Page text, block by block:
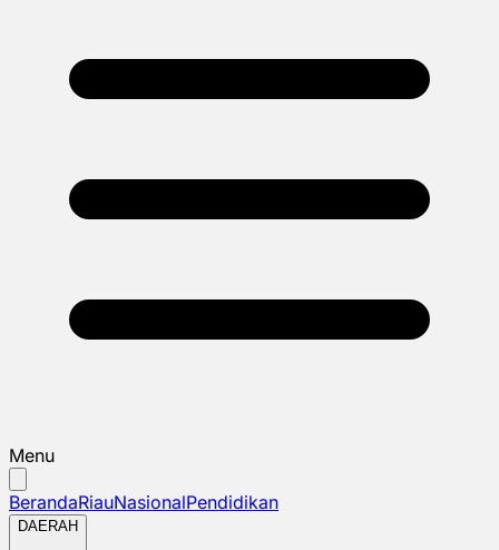
Menu
BerandaRiauNasionalPendidikan
DAERAH